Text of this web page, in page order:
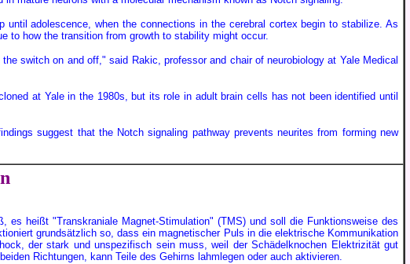
adolescence, when the connections in the cerebral cortex begin to stabilize. As
to how the transition from growth to stability might occur.
switch on and off," said Rakic, professor and chair of neurobiology at Yale Medical
at Yale in the 1980s, but its role in adult brain cells has not been identified until
suggest that the Notch signaling pathway prevents neurites from forming new
es heißt "Transkraniale Magnet-Stimulation" (TMS) und soll die Funktionsweise des
grundsätzlich so, dass ein magnetischer Puls in die elektrische Kommunikation
der stark und unspezifisch sein muss, weil der Schädelknochen Elektrizität gut
Richtungen, kann Teile des Gehirns lahmlegen oder auch aktivieren.